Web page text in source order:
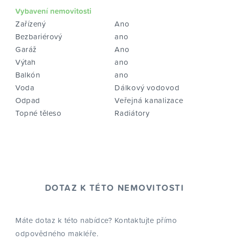
Vybavení nemovitosti
Zařízený
Ano
Bezbariérový
ano
Garáž
Ano
Výtah
ano
Balkón
ano
Voda
Dálkový vodovod
Odpad
Veřejná kanalizace
Topné těleso
Radiátory
DOTAZ K TÉTO NEMOVITOSTI
Máte dotaz k této nabídce? Kontaktujte přímo
odpovědného makléře.